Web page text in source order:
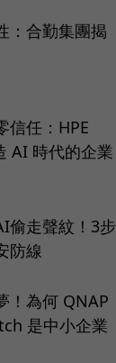
：合勤集團揭
信任：HPE
AI 時代的企業
偷走聲紋！3步
防線
！為何 QNAP
是中小企業